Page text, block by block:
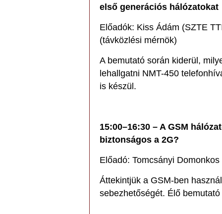
első generációs hálózatokat
Előadók: Kiss Ádám (SZTE
(távközlési mérnök)
A bemutató során kiderül,
lehallgatni NMT-450
is készül.
15:00–16:30 – A GSM
biztonságos a 2G?
Előadó: Tomcsányi
Áttekintjük a GSM-ben
sebezhetőségét. Élő